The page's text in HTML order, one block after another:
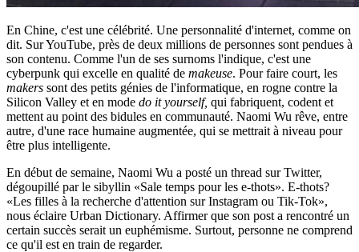
En Chine, c'est une célébrité. Une personnalité d'internet, comme on
dit. Sur YouTube, près de deux millions de personnes sont pendues à
son contenu. Comme l'un de ses surnoms l'indique, c'est une
cyberpunk qui excelle en qualité de makeuse. Pour faire court, les
makers sont des petits génies de l'informatique, en rogne contre la
Silicon Valley et en mode do it yourself, qui fabriquent, codent et
mettent au point des bidules en communauté. Naomi Wu rêve, entre
autre, d'une race humaine augmentée, qui se mettrait à niveau pour
être plus intelligente.
En début de semaine, Naomi Wu a posté un thread sur Twitter,
dégoupillé par le sibyllin «Sale temps pour les e-thots». E-thots?
«Les filles à la recherche d'attention sur Instagram ou Tik-Tok»,
nous éclaire Urban Dictionary. Affirmer que son post a rencontré un
certain succès serait un euphémisme. Surtout, personne ne comprend
ce qu'il est en train de regarder.